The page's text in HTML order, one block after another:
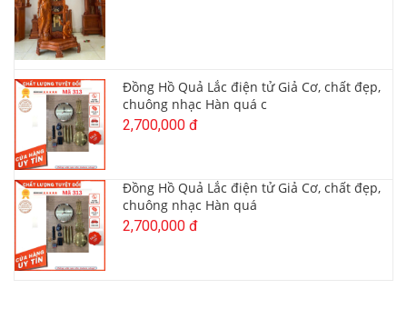
Đồng Hồ Quả Lắc điện tử Giả Cơ, chất đẹp,
chuông nhạc Hàn quá c
2,700,000 đ
Đồng Hồ Quả Lắc điện tử Giả Cơ, chất đẹp,
chuông nhạc Hàn quá
2,700,000 đ